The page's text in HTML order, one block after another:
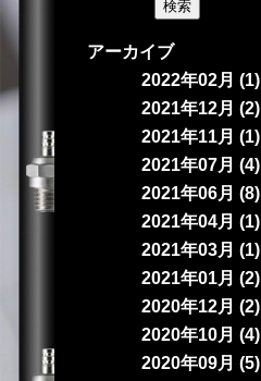
アーカイブ
2022年02月 (1)
2021年12月 (2)
2021年11月 (1)
2021年07月 (4)
2021年06月 (8)
2021年04月 (1)
2021年03月 (1)
2021年01月 (2)
2020年12月 (2)
2020年10月 (4)
2020年09月 (5)